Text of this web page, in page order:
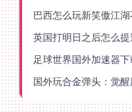
英国打明日之后怎么